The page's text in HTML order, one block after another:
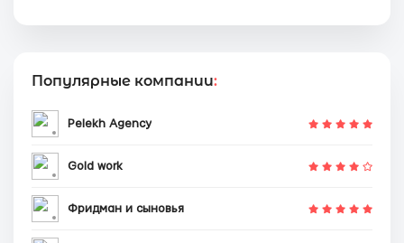
Популярные компании:
Pelekh Agency
Gold work
Фридман и сыновья